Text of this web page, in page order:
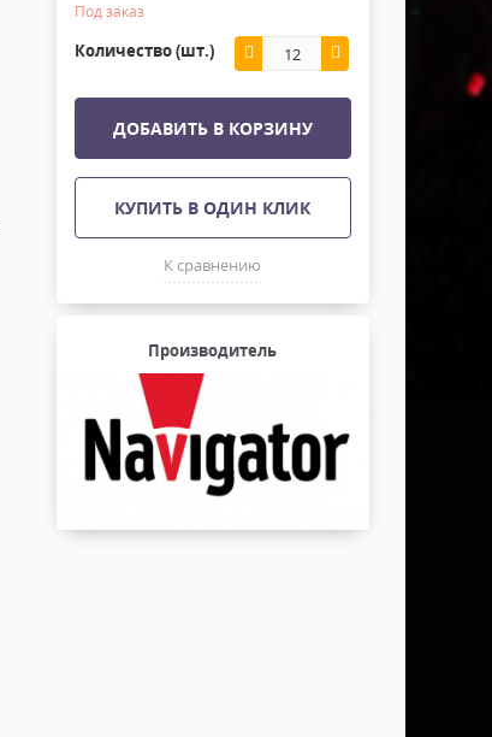
Под заказ
Количество (шт.)
ДОБАВИТЬ В КОРЗИНУ
КУПИТЬ В ОДИН КЛИК
К сравнению
Производитель